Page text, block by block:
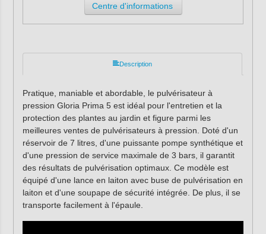
Centre d'informations
Description
Pratique, maniable et abordable, le pulvérisateur à
pression Gloria Prima 5 est idéal pour l'entretien et la
protection des plantes au jardin et figure parmi les
meilleures ventes de pulvérisateurs à pression. Doté d'un
réservoir de 7 litres, d'une puissante pompe synthétique et
d'une pression de service maximale de 3 bars, il garantit
des résultats de pulvérisation optimaux. Ce modèle est
équipé d'une lance en laiton avec buse de pulvérisation en
laiton et d'une soupape de sécurité intégrée. De plus, il se
transporte facilement à l'épaule.